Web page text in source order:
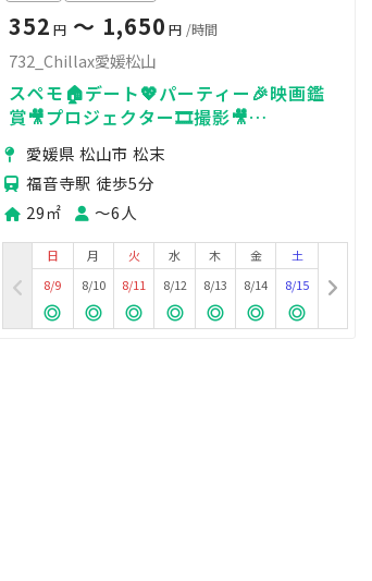
352 円〜 1,650 円 /時間
732_Chillax愛媛松山
スペモ🏠デート💖パーティー🎉映画鑑
賞🎥プロジェクター🎞️撮影🎥
732_Chillax愛媛松山
愛媛県 松山市 松末
福音寺駅 徒歩5分
29㎡
〜6人
日
8/9
月
8/10
火
8/11
水
8/12
木
8/13
金
8/14
土
8/15